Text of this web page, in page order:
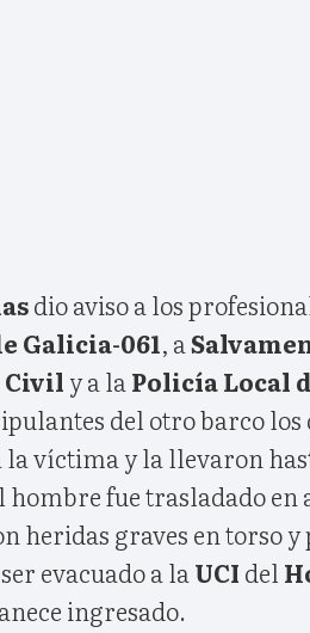
dio aviso a los
Galicia-061, a
Civil y a la Policía Local
del otro barco los
víctima y la llevaron
hombre fue trasladado
heridas graves en torso y
evacuado a la UCI del
ingresado.